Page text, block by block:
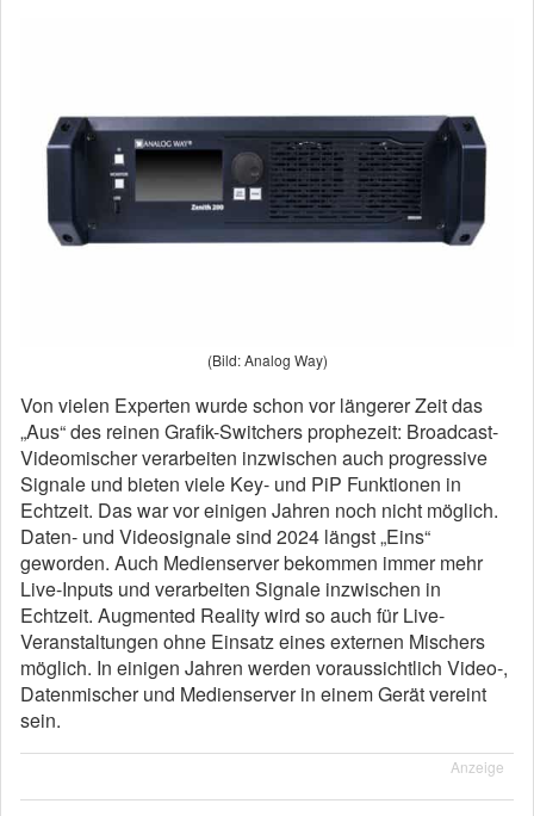
(Bild: Analog Way)
Von vielen Experten wurde schon vor längerer Zeit das
„Aus“ des reinen Grafik-Switchers prophezeit: Broadcast-
Videomischer verarbeiten inzwischen auch progressive
Signale und bieten viele Key- und PiP Funktionen in
Echtzeit. Das war vor einigen Jahren noch nicht möglich.
Daten- und Videosignale sind 2024 längst „Eins“
geworden. Auch Medienserver bekommen immer mehr
Live-Inputs und verarbeiten Signale inzwischen in
Echtzeit. Augmented Reality wird so auch für Live-
Veranstaltungen ohne Einsatz eines externen Mischers
möglich. In einigen Jahren werden voraussichtlich Video-,
Datenmischer und Medienserver in einem Gerät vereint
sein.
Anzeige